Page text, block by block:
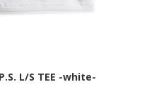
L/S TEE -white-